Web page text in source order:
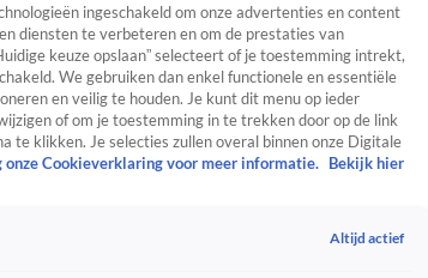
ingeschakeld om onze advertenties en content
diensten te verbeteren en om de prestaties van
keuze opslaan” selecteert of je toestemming intrekt,
We gebruiken dan enkel functionele en essentiële
en veilig te houden. Je kunt dit menu op ieder
of om je toestemming in te trekken door op de link
te klikken. Je selecties zullen overal binnen onze Digitale
onze Cookieverklaring voor meer informatie.
Bekijk hier
Altijd actief